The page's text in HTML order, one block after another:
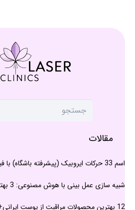
مقالات
اسم 33 حرکات ایروبیک (پیشرفته باشگاه) با فیلم و نکته
شبیه سازی عمل بینی با هوش مصنوعی: 3 بهترین برنامه و سایت آنلاین
12 بهترین محصولات مراقبت از پوست ایرانی+ بهترین برندها